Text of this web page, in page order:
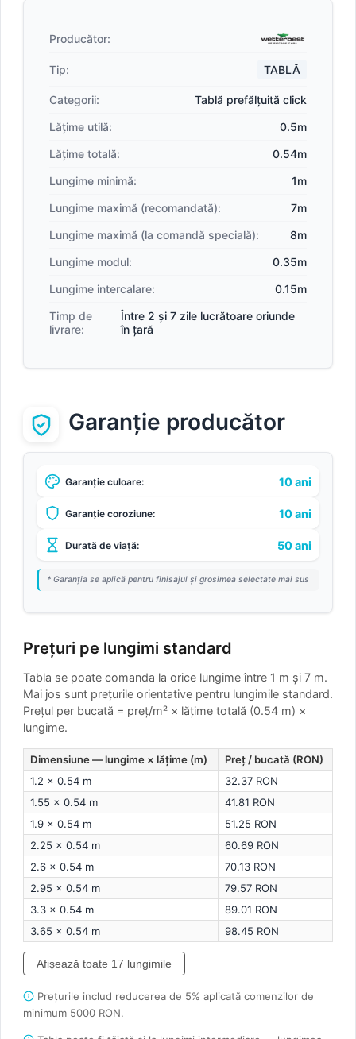
Producător:
Tip: TABLĂ
Categorii:
Tablă prefălțuită click
Lățime utilă:
0.5m
Lățime totală:
0.54m
Lungime minimă:
1m
Lungime maximă (recomandată):
7m
Lungime maximă (la comandă specială):
8m
Lungime modul:
0.35m
Lungime intercalare:
0.15m
Timp de
livrare:
Între 2 și 7 zile lucrătoare oriunde
în țară
Garanție producător
Garanție culoare: 10 ani
Garanție coroziune: 10 ani
Durată de viață: 50 ani
* Garanția se aplică pentru finisajul și grosimea selectate mai sus
Prețuri pe lungimi standard
Tabla se poate comanda la orice lungime între 1 m și 7 m.
Mai jos sunt prețurile orientative pentru lungimile standard.
Prețul per bucată = preț/m² × lățime totală (0.54 m) ×
lungime.
Dimensiune — lungime × lățime (m)
Preț / bucată (RON)
1.2 × 0.54 m
32.37 RON
1.55 × 0.54 m
41.81 RON
1.9 × 0.54 m
51.25 RON
2.25 × 0.54 m
60.69 RON
2.6 × 0.54 m
70.13 RON
2.95 × 0.54 m
79.57 RON
3.3 × 0.54 m
89.01 RON
3.65 × 0.54 m
98.45 RON
Afișează toate 17 lungimile
Prețurile includ reducerea de 5% aplicată comenzilor de
minimum 5000 RON.